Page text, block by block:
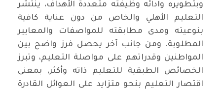
وبتطويره وادائه وظيفته متعددة الأهداف، ينتشر
التعليم الأهلي والخاص من دون عناية كافية
بنوعيته ومدى مطابقته للمواصفات والمعايير
المطلوبة. ومن جانب آخر يحصل فرز واضح بين
المواطنين وقدراتهم على مواصلة التعليم، وتبرز
الخصائص الطبقية للتعليم ذاته وأكثر، بمعنى
اقتصار التعليم بنحو متزايد على العوائل القادرة